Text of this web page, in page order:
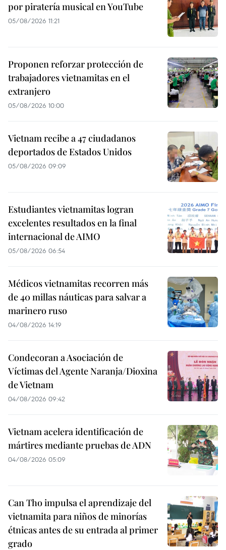
por piratería musical en YouTube
05/08/2026 11:21
Proponen reforzar protección de
trabajadores vietnamitas en el
extranjero
05/08/2026 10:00
Vietnam recibe a 47 ciudadanos
deportados de Estados Unidos
05/08/2026 09:09
Estudiantes vietnamitas logran
excelentes resultados en la final
internacional de AIMO
05/08/2026 06:54
Médicos vietnamitas recorren más
de 40 millas náuticas para salvar a
marinero ruso
04/08/2026 14:19
Condecoran a Asociación de
Víctimas del Agente Naranja/Dioxina
de Vietnam
04/08/2026 09:42
Vietnam acelera identificación de
mártires mediante pruebas de ADN
04/08/2026 05:09
Can Tho impulsa el aprendizaje del
vietnamita para niños de minorías
étnicas antes de su entrada al primer
grado